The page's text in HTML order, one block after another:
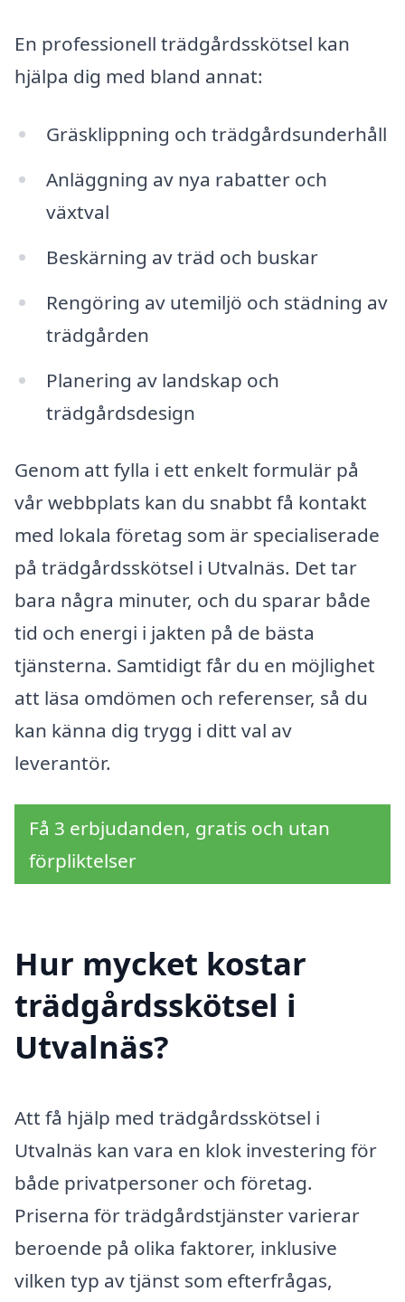
En professionell trädgårdsskötsel kan
hjälpa dig med bland annat:
Gräsklippning och trädgårdsunderhåll
Anläggning av nya rabatter och
växtval
Beskärning av träd och buskar
Rengöring av utemiljö och städning av
trädgården
Planering av landskap och
trädgårdsdesign
Genom att fylla i ett enkelt formulär på
vår webbplats kan du snabbt få kontakt
med lokala företag som är specialiserade
på trädgårdsskötsel i Utvalnäs. Det tar
bara några minuter, och du sparar både
tid och energi i jakten på de bästa
tjänsterna. Samtidigt får du en möjlighet
att läsa omdömen och referenser, så du
kan känna dig trygg i ditt val av
leverantör.
Få 3 erbjudanden, gratis och utan
förpliktelser
Hur mycket kostar
trädgårdsskötsel i
Utvalnäs?
Att få hjälp med trädgårdsskötsel i
Utvalnäs kan vara en klok investering för
både privatpersoner och företag.
Priserna för trädgårdstjänster varierar
beroende på olika faktorer, inklusive
vilken typ av tjänst som efterfrågas,